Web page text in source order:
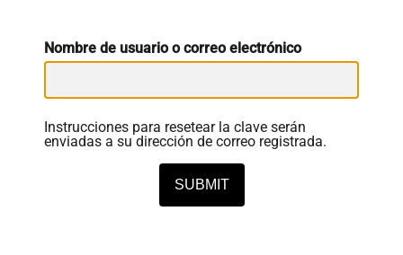
ayuda
Nombre de usuario o correo electrónico
Instrucciones para resetear la clave serán
enviadas a su dirección de correo registrada.